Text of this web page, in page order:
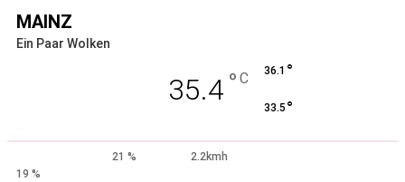
MAINZ
Ein Paar Wolken
35.4 ° C 36.1 °
33.5 °
21 %
2.2kmh
19 %